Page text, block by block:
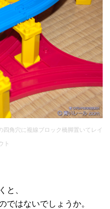
角穴に複線ブロック橋脚置いてレイ
ト
と、
ではないでしょうか。